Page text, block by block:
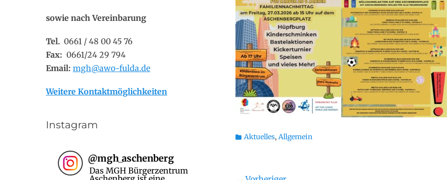
Kategorien
Aktuelles, Allgemein
sowie nach Vereinbarung
Tel. 0661 / 48 00 45 76
Fax: 0661/24 29 794
Email: mgh@awo-fulda.de
Weitere Kontaktmöglichkeiten
Instagram
@mgh_aschenberg
Das MGH Bürgerzentrum